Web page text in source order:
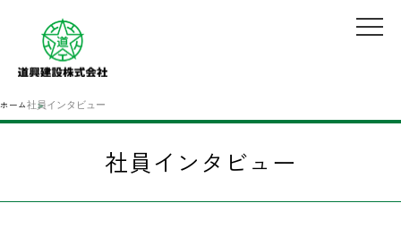
ホーム社員インタビュー
社員インタビュー